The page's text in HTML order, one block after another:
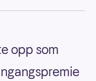
opp som